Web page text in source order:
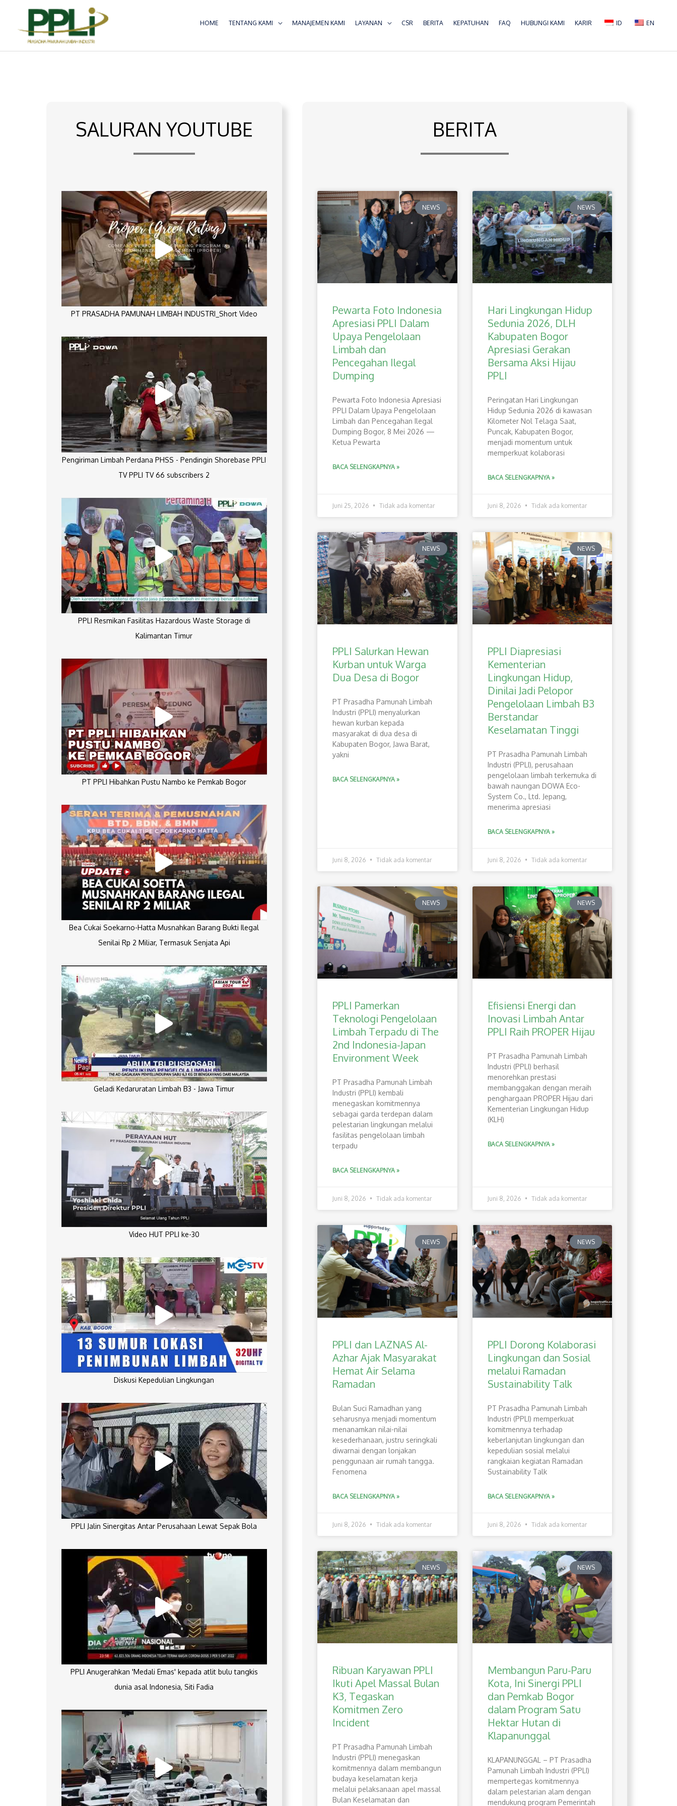
konten
HOME TENTANG KAMI MANAJEMEN KAMI LAYANAN CSR BERITA KEPATUHAN FAQ HUBUNGI KAMI KARIR ID EN
SALURAN YOUTUBE
PT PRASADHA PAMUNAH LIMBAH INDUSTRI_Short Video
Pengiriman Limbah Perdana PHSS - Pendingin Shorebase PPLI
TV PPLI TV 66 subscribers 2
PPLI Resmikan Fasilitas Hazardous Waste Storage di
Kalimantan Timur
PT PPLI Hibahkan Pustu Nambo ke Pemkab Bogor
Bea Cukai Soekarno-Hatta Musnahkan Barang Bukti Ilegal
Senilai Rp 2 Miliar, Termasuk Senjata Api
Geladi Kedaruratan Limbah B3 - Jawa Timur
Video HUT PPLI ke-30
Diskusi Kepedulian Lingkungan
PPLI Jalin Sinergitas Antar Perusahaan Lewat Sepak Bola
PPLI Anugerahkan 'Medali Emas' kepada atlit bulu tangkis
dunia asal Indonesia, Siti Fadia
BERITA
NEWS
Pewarta Foto Indonesia
Apresiasi PPLI Dalam
Upaya Pengelolaan
Limbah dan
Pencegahan Ilegal
Dumping
Pewarta Foto Indonesia Apresiasi
PPLI Dalam Upaya Pengelolaan
Limbah dan Pencegahan Ilegal
Dumping Bogor, 8 Mei 2026 —
Ketua Pewarta
BACA SELENGKAPNYA »
Juni 25, 2026 Tidak ada komentar
NEWS
Hari Lingkungan Hidup
Sedunia 2026, DLH
Kabupaten Bogor
Apresiasi Gerakan
Bersama Aksi Hijau
PPLI
Peringatan Hari Lingkungan
Hidup Sedunia 2026 di kawasan
Kilometer Nol Telaga Saat,
Puncak, Kabupaten Bogor,
menjadi momentum untuk
memperkuat kolaborasi
BACA SELENGKAPNYA »
Juni 8, 2026 Tidak ada komentar
NEWS
PPLI Salurkan Hewan
Kurban untuk Warga
Dua Desa di Bogor
PT Prasadha Pamunah Limbah
Industri (PPLI) menyalurkan
hewan kurban kepada
masyarakat di dua desa di
Kabupaten Bogor, Jawa Barat,
yakni
BACA SELENGKAPNYA »
Juni 8, 2026 Tidak ada komentar
NEWS
PPLI Diapresiasi
Kementerian
Lingkungan Hidup,
Dinilai Jadi Pelopor
Pengelolaan Limbah B3
Berstandar
Keselamatan Tinggi
PT Prasadha Pamunah Limbah
Industri (PPLI), perusahaan
pengelolaan limbah terkemuka di
bawah naungan DOWA Eco-
System Co., Ltd. Jepang,
menerima apresiasi
BACA SELENGKAPNYA »
Juni 8, 2026 Tidak ada komentar
NEWS
PPLI Pamerkan
Teknologi Pengelolaan
Limbah Terpadu di The
2nd Indonesia-Japan
Environment Week
PT Prasadha Pamunah Limbah
Industri (PPLI) kembali
menegaskan komitmennya
sebagai garda terdepan dalam
pelestarian lingkungan melalui
fasilitas pengelolaan limbah
terpadu
BACA SELENGKAPNYA »
Juni 8, 2026 Tidak ada komentar
NEWS
Efisiensi Energi dan
Inovasi Limbah Antar
PPLI Raih PROPER Hijau
PT Prasadha Pamunah Limbah
Industri (PPLI) berhasil
menorehkan prestasi
membanggakan dengan meraih
penghargaan PROPER Hijau dari
Kementerian Lingkungan Hidup
(KLH)
BACA SELENGKAPNYA »
Juni 8, 2026 Tidak ada komentar
NEWS
PPLI dan LAZNAS Al-
Azhar Ajak Masyarakat
Hemat Air Selama
Ramadan
Bulan Suci Ramadhan yang
seharusnya menjadi momentum
menanamkan nilai-nilai
kesederhanaan, justru seringkali
diwarnai dengan lonjakan
penggunaan air rumah tangga.
Fenomena
BACA SELENGKAPNYA »
Juni 8, 2026 Tidak ada komentar
NEWS
PPLI Dorong Kolaborasi
Lingkungan dan Sosial
melalui Ramadan
Sustainability Talk
PT Prasadha Pamunah Limbah
Industri (PPLI) memperkuat
komitmennya terhadap
keberlanjutan lingkungan dan
kepedulian sosial melalui
rangkaian kegiatan Ramadan
Sustainability Talk
BACA SELENGKAPNYA »
Juni 8, 2026 Tidak ada komentar
NEWS
Ribuan Karyawan PPLI
Ikuti Apel Massal Bulan
K3, Tegaskan
Komitmen Zero
Incident
PT Prasadha Pamunah Limbah
Industri (PPLI) menegaskan
komitmennya dalam membangun
budaya keselamatan kerja
melalui pelaksanaan apel massal
Bulan Keselamatan dan
NEWS
Membangun Paru-Paru
Kota, Ini Sinergi PPLI
dan Pemkab Bogor
dalam Program Satu
Hektar Hutan di
Klapanunggal
​KLAPANUNGGAL – PT Prasadha
Pamunah Limbah Industri (PPLI)
mempertegas komitmennya
dalam pelestarian alam dengan
mendukung program Pemerintah